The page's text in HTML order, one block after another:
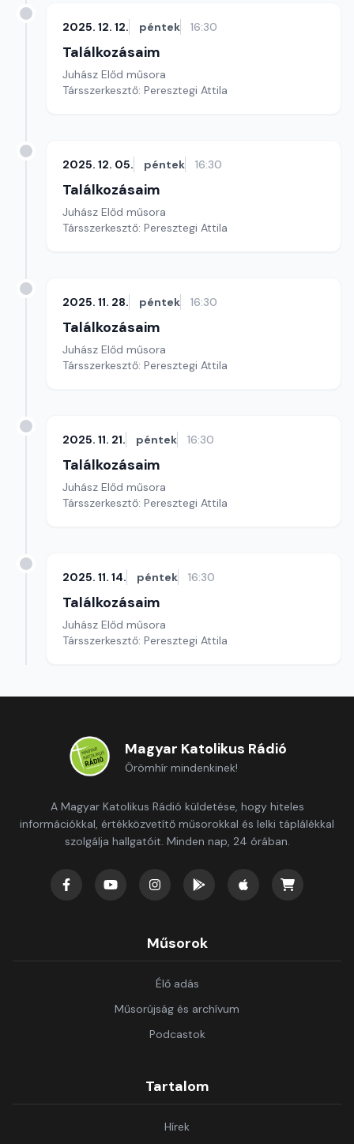
2025. 12. 12. péntek 16:30
Találkozásaim
Juhász Előd műsora
Társszerkesztő: Peresztegi Attila
2025. 12. 05. péntek 16:30
Találkozásaim
Juhász Előd műsora
Társszerkesztő: Peresztegi Attila
2025. 11. 28. péntek 16:30
Találkozásaim
Juhász Előd műsora
Társszerkesztő: Peresztegi Attila
2025. 11. 21. péntek 16:30
Találkozásaim
Juhász Előd műsora
Társszerkesztő: Peresztegi Attila
2025. 11. 14. péntek 16:30
Találkozásaim
Juhász Előd műsora
Társszerkesztő: Peresztegi Attila
Magyar Katolikus Rádió
Örömhír mindenkinek!
A Magyar Katolikus Rádió küldetése, hogy hiteles
információkkal, értékközvetítő műsorokkal és lelki táplálékkal
szolgálja hallgatóit. Minden nap, 24 órában.
Műsorok
Élő adás
Műsorújság és archívum
Podcastok
Tartalom
Hírek